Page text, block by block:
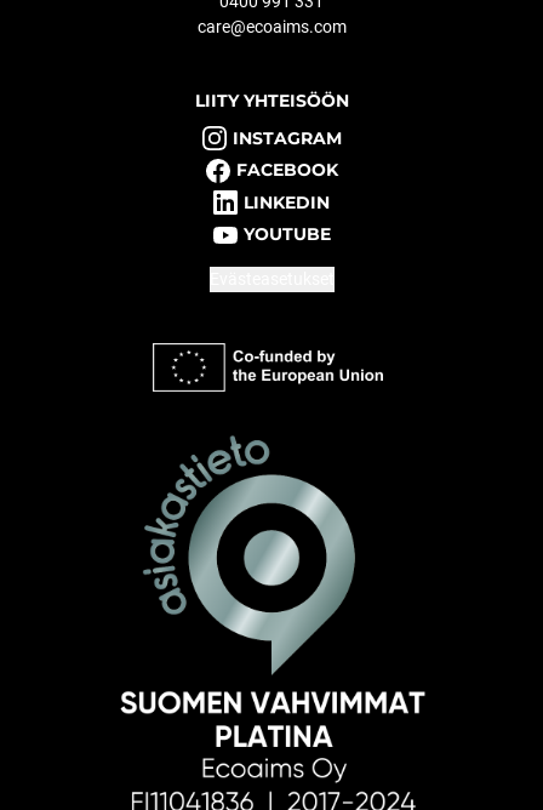
care@ecoaims.com
LIITY YHTEISÖÖN
INSTAGRAM
FACEBOOK
LINKEDIN
YOUTUBE